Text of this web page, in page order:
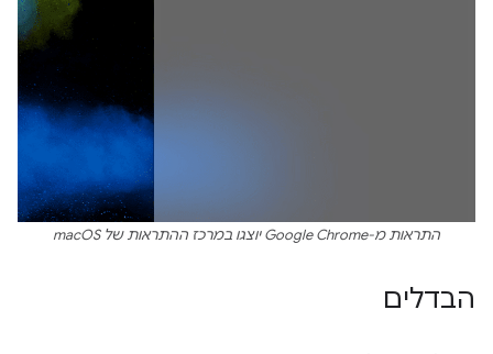
התראות מ-Google Chrome יוצגו במרכז ההתראות של macOS
הבדלים